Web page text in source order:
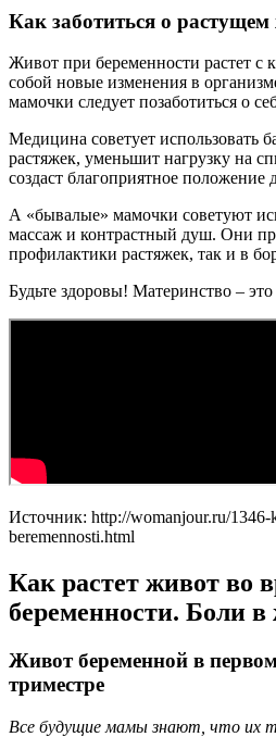
Как заботиться о
Живот при беременности растет с
собой новые изменения в
мамочки следует позаботиться о
Медицина советует использовать
растяжек, уменьшит нагрузку на
создаст благоприятное положение
А «бывалые» мамочки советуют
массаж и контрастный душ. Они
профилактики растяжек, так и в
Будьте здоровы! Материнство –
Источник: http://womanjour.ru/1346-
beremennosti.html
Как растет живот во
беременности. Боли в
Живот беременной в
триместре
Все будущие мамы знают, что их